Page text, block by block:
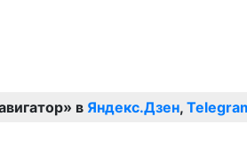
в Яндекс.Дзен,